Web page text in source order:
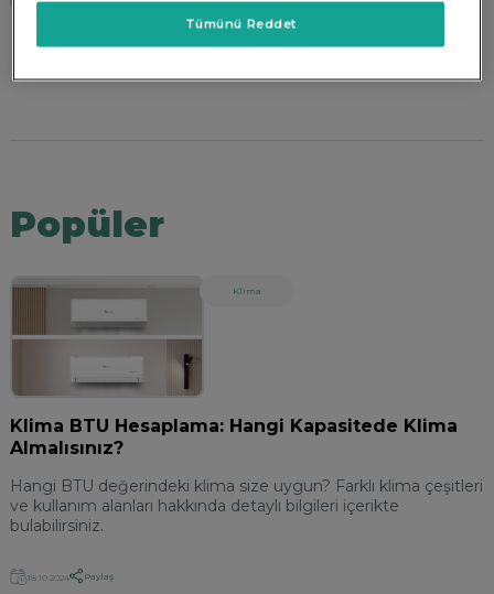
Popüler
Klima
Klima BTU Hesaplama: Hangi Kapasitede Klima
Almalısınız?
Hangi BTU değerindeki klima size uygun? Farklı klima çeşitleri
ve kullanım alanları hakkında detaylı bilgileri içerikte
bulabilirsiniz.
18.10.2024 Paylaş
Tümünü Reddet